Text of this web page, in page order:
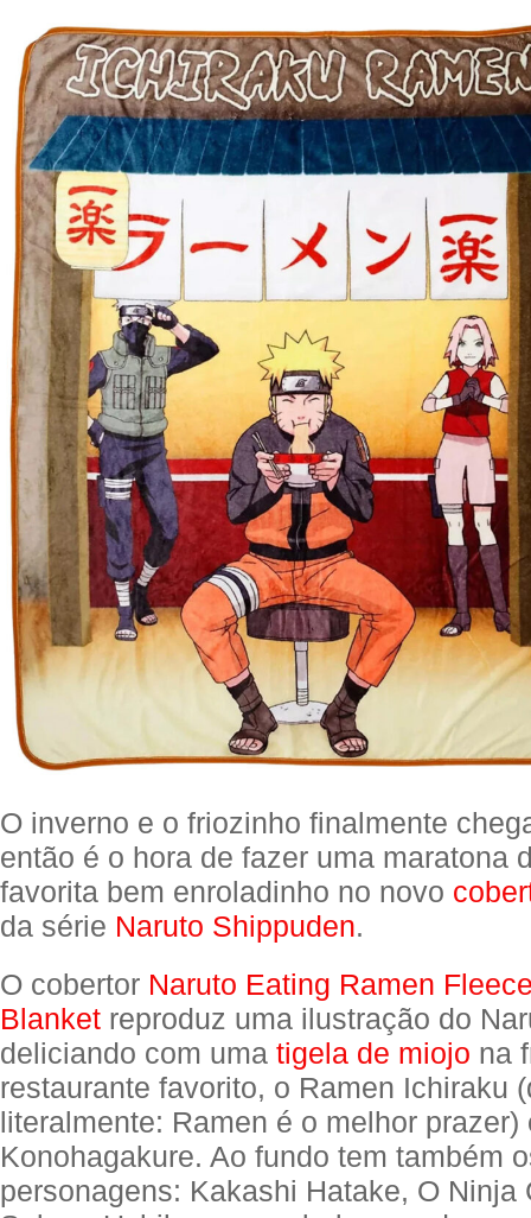
O inverno e o friozinho finalmente
então é o hora de fazer uma maratona
favorita bem enroladinho no novo
da série Naruto Shippuden.
O cobertor Naruto Eating Ramen
Blanket reproduz uma ilustração do
deliciando com uma tigela de miojo na
restaurante favorito, o Ramen Ichiraku
literalmente: Ramen é o melhor prazer)
Konohagakure. Ao fundo tem também
personagens: Kakashi Hatake, O Ninja